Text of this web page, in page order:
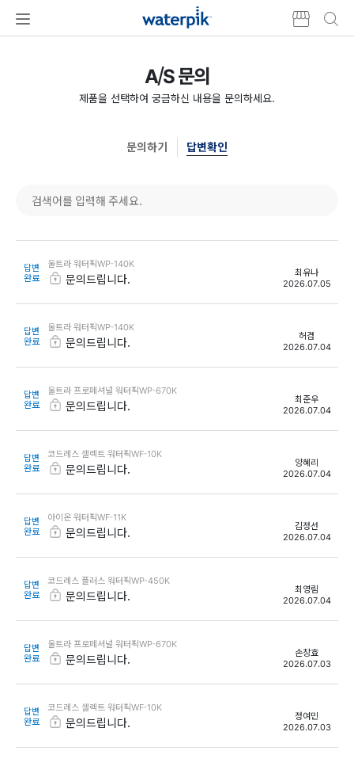
본문
바로가기
A/S 문의
제품을 선택하여 궁금하신 내용을 문의하세요.
문의하기 답변확인
답변
완료
울트라 워터픽WP-140K
문의드립니다.
최유나
2026.07.05
답변
완료
울트라 워터픽WP-140K
문의드립니다.
허겸
2026.07.04
답변
완료
울트라 프로페셔널 워터픽WP-670K
문의드립니다.
최준우
2026.07.04
답변
완료
코드레스 셀렉트 워터픽WF-10K
문의드립니다.
양혜리
2026.07.04
답변
완료
아이온 워터픽WF-11K
문의드립니다.
김정선
2026.07.04
답변
완료
코드레스 플러스 워터픽WP-450K
문의드립니다.
최영림
2026.07.04
답변
완료
울트라 프로페셔널 워터픽WP-670K
문의드립니다.
손창효
2026.07.03
답변
완료
코드레스 셀렉트 워터픽WF-10K
문의드립니다.
정여민
2026.07.03